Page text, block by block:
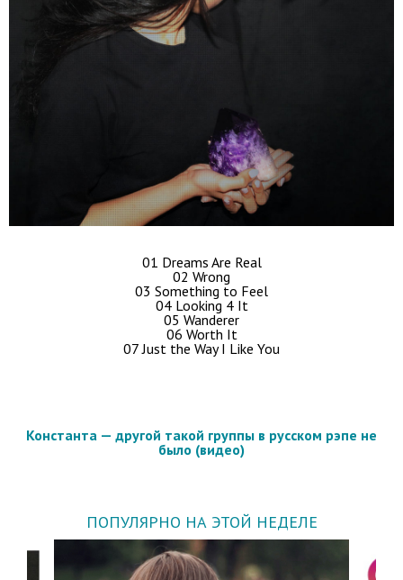
01 Dreams Are Real
02 Wrong
03 Something to Feel
04 Looking 4 It
05 Wanderer
06 Worth It
07 Just the Way I Like You
Константа — другой такой группы в русском рэпе не
было (видео)
ПОПУЛЯРНО НА ЭТОЙ НЕДЕЛЕ